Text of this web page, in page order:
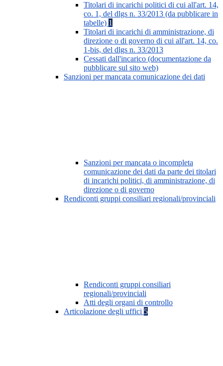
Titolari di incarichi politici di cui all'art. 14,
co. 1, del dlgs n. 33/2013 (da pubblicare in
tabelle) 1
Titolari di incarichi di amministrazione, di
direzione o di governo di cui all'art. 14, co.
1-bis, del dlgs n. 33/2013
Cessati dall'incarico (documentazione da
pubblicare sul sito web)
Sanzioni per mancata comunicazione dei dati
Sanzioni per mancata o incompleta
comunicazione dei dati da parte dei titolari
di incarichi politici, di amministrazione, di
direzione o di governo
Rendiconti gruppi consiliari regionali/provinciali
Rendiconti gruppi consiliari
regionali/provinciali
Atti degli organi di controllo
Articolazione degli uffici 5